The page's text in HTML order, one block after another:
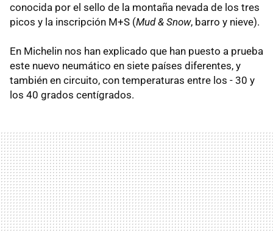
conocida por el sello de la montaña nevada de los tres
picos y la inscripción M+S (Mud & Snow, barro y nieve).
En Michelin nos han explicado que han puesto a prueba
este nuevo neumático en siete países diferentes, y
también en circuito, con temperaturas entre los - 30 y
los 40 grados centígrados.